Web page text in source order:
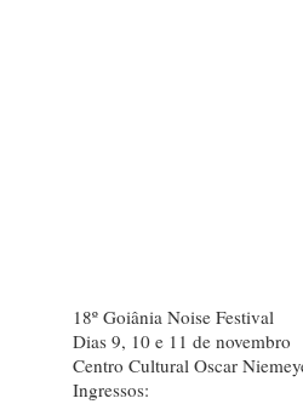
18º Goiânia Noise Festival
Dias 9, 10 e 11 de novembro
Centro Cultural Oscar
Ingressos: